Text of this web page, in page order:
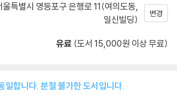
울특별시 영등포구 은행로 11(여의도동,
일신빌딩)
변경
유료 (도서 15,000원 이상 무료)
일합니다. 분철 불가한 도서입니다.